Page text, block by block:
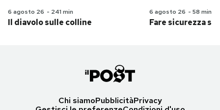
6 agosto 26 - 241 min
Il diavolo sulle colline
6 agosto 26 - 58 min
Fare sicurezza
Chi siamoPubblicitàPrivacy